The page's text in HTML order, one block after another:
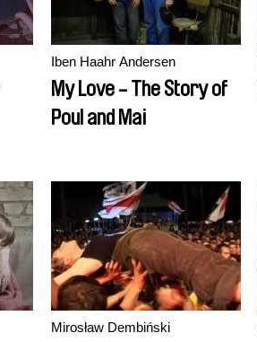
Iben Haahr Andersen
My Love - The Story of
Poul and Mai
Mirosław Dembiński